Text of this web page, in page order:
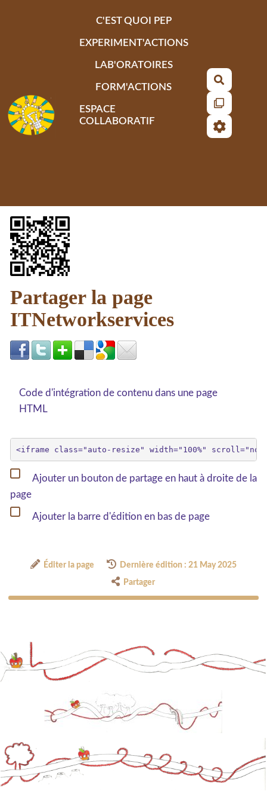
C'EST QUOI PEP
EXPERIMENT'ACTIONS
LAB'ORATOIRES
FORM'ACTIONS
ESPACE
COLLABORATIF
Partager la page
ITNetworkservices
Code d'intégration de contenu dans une page
HTML
Ajouter un bouton de partage en haut à droite de la
page
Ajouter la barre d'édition en bas de page
Éditer la page Dernière édition : 21 May 2025
Partager